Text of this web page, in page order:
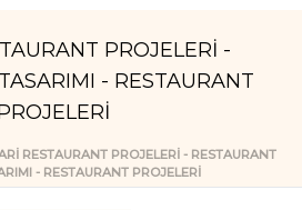
PROJELERİ -
- RESTAURANT
RESTAURANT PROJELERİ - RESTAURANT
- RESTAURANT PROJELERİ